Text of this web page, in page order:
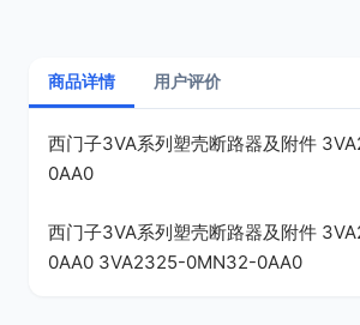
商品详情 用户评价
西门子3VA系列塑壳断路器及附件
0AA0
西门子3VA系列塑壳断路器及附件
0AA0 3VA2325-0MN32-0AA0